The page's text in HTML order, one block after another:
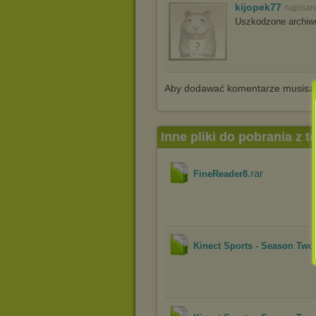
kijopek77
Uszkodzone
Aby dodawać komentarze musisz
Inne pliki do pobrania z
FineReader8.rar
Kinect Sports - Season Two